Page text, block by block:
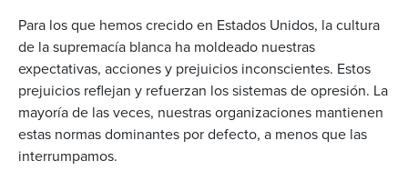
Para los que hemos crecido en Estados Unidos, la cultura
de la supremacía blanca ha moldeado nuestras
expectativas, acciones y prejuicios inconscientes. Estos
prejuicios reflejan y refuerzan los sistemas de opresión. La
mayoría de las veces, nuestras organizaciones mantienen
estas normas dominantes por defecto, a menos que las
interrumpamos.